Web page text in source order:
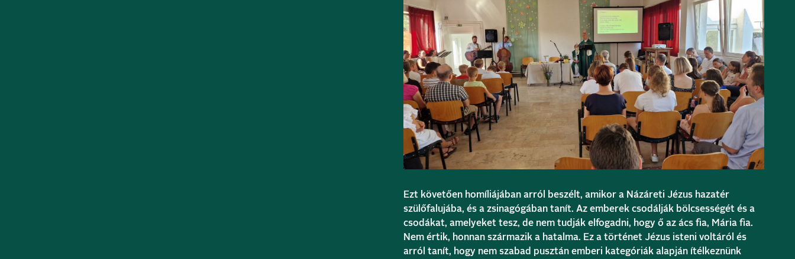
Ezt követően homíliájában arról beszélt, amikor a Názáreti Jézus hazatér
szülőfalujába, és a zsinagógában tanít. Az emberek csodálják bölcsességét és a
csodákat, amelyeket tesz, de nem tudják elfogadni, hogy ő az ács fia, Mária fia.
Nem értik, honnan származik a hatalma. Ez a történet Jézus isteni voltáról és
arról tanít, hogy nem szabad pusztán emberi kategóriák alapján ítélkeznünk